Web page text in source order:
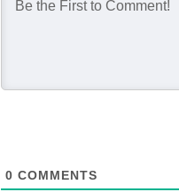
0 COMMENTS